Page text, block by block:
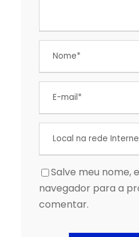
Salve meu nome,
navegador para a
comentar.